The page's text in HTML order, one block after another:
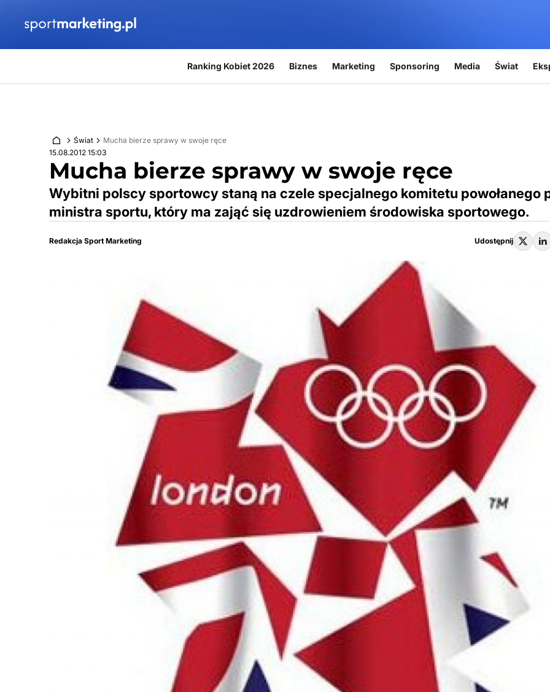
Ranking Kobiet 2026 Biznes Marketing Sponsoring Media Świat
Świat
Mucha bierze sprawy w swoje ręce
15.08.2012 15:03
Mucha bierze sprawy w swoje ręce
Wybitni polscy sportowcy staną na czele specjalnego komitetu powołanego
ministra sportu, który ma zająć się uzdrowieniem środowiska sportowego.
Redakcja Sport Marketing Udostępnij